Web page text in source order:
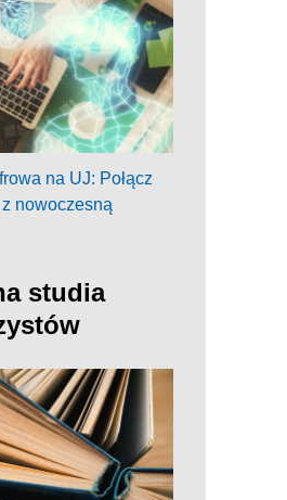
na UJ: Połącz
nowoczesną
studia